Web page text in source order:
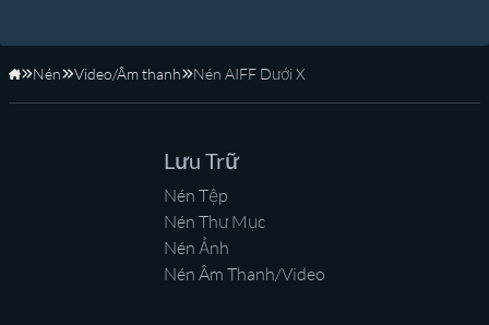
Trang Chủ
Nén Video/Âm thanh Nén AIFF Dưới X
Lưu Trữ
Nén Tệp
Nén Thư Mục
Nén Ảnh
Nén Âm Thanh/Video